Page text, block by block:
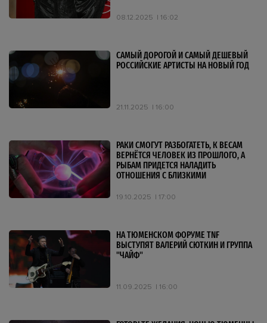
08.12.2025 16:02
САМЫЙ ДОРОГОЙ И САМЫЙ ДЕШЕВЫЙ
РОССИЙСКИЕ АРТИСТЫ НА НОВЫЙ ГОД
21.11.2025 16:00
РАКИ СМОГУТ РАЗБОГАТЕТЬ, К ВЕСАМ
ВЕРНЁТСЯ ЧЕЛОВЕК ИЗ ПРОШЛОГО, А
РЫБАМ ПРИДЕТСЯ НАЛАДИТЬ
ОТНОШЕНИЯ С БЛИЗКИМИ
19.10.2025 17:00
НА ТЮМЕНСКОМ ФОРУМЕ TNF
ВЫСТУПЯТ ВАЛЕРИЙ СЮТКИН И ГРУППА
"ЧАЙФ"
11.09.2025 16:00